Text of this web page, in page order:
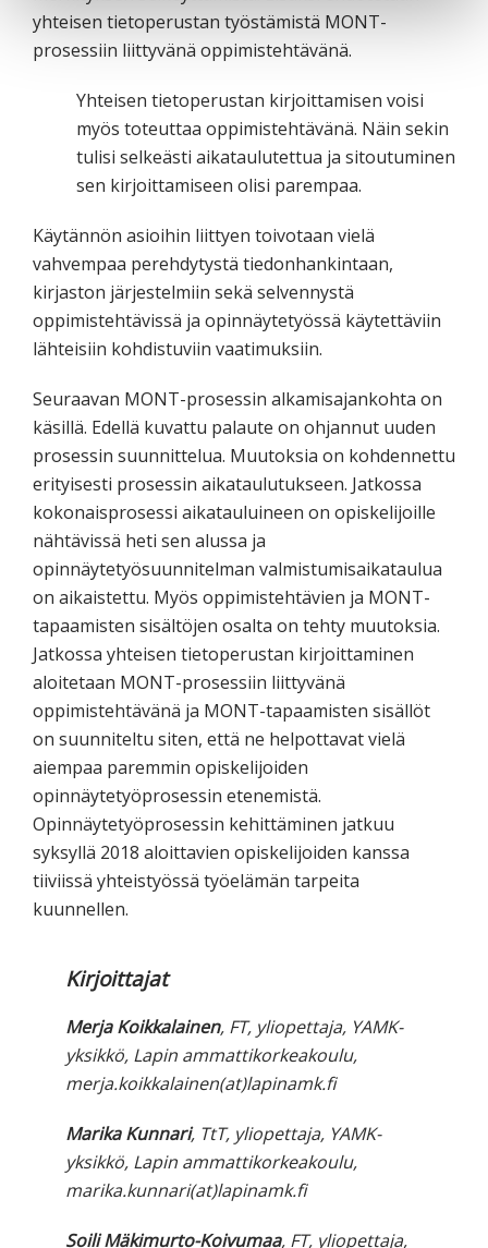
yhteisen tietoperustan työstämistä MONT-
prosessiin liittyvänä oppimistehtävänä.
Yhteisen tietoperustan kirjoittamisen voisi
myös toteuttaa oppimistehtävänä. Näin sekin
tulisi selkeästi aikataulutettua ja sitoutuminen
sen kirjoittamiseen olisi parempaa.
Käytännön asioihin liittyen toivotaan vielä
vahvempaa perehdytystä tiedonhankintaan,
kirjaston järjestelmiin sekä selvennystä
oppimistehtävissä ja opinnäytetyössä käytettäviin
lähteisiin kohdistuviin vaatimuksiin.
Seuraavan MONT-prosessin alkamisajankohta on
käsillä. Edellä kuvattu palaute on ohjannut uuden
prosessin suunnittelua. Muutoksia on kohdennettu
erityisesti prosessin aikataulutukseen. Jatkossa
kokonaisprosessi aikatauluineen on opiskelijoille
nähtävissä heti sen alussa ja
opinnäytetyösuunnitelman valmistumisaikataulua
on aikaistettu. Myös oppimistehtävien ja MONT-
tapaamisten sisältöjen osalta on tehty muutoksia.
Jatkossa yhteisen tietoperustan kirjoittaminen
aloitetaan MONT-prosessiin liittyvänä
oppimistehtävänä ja MONT-tapaamisten sisällöt
on suunniteltu siten, että ne helpottavat vielä
aiempaa paremmin opiskelijoiden
opinnäytetyöprosessin etenemistä.
Opinnäytetyöprosessin kehittäminen jatkuu
syksyllä 2018 aloittavien opiskelijoiden kanssa
tiiviissä yhteistyössä työelämän tarpeita
kuunnellen.
Kirjoittajat
Merja Koikkalainen, FT, yliopettaja, YAMK-
yksikkö, Lapin ammattikorkeakoulu,
merja.koikkalainen(at)lapinamk.fi
Marika Kunnari, TtT, yliopettaja, YAMK-
yksikkö, Lapin ammattikorkeakoulu,
marika.kunnari(at)lapinamk.fi
Soili Mäkimurto-Koivumaa, FT, yliopettaja,